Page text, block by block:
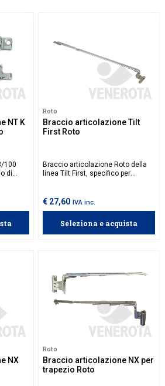
NT K
100
di
Roto
Braccio articolazione Tilt
First Roto
Braccio articolazione Roto della
linea Tilt First, specifico per
€ 27,60 IVA inc.
Seleziona e acquista
NX
Roto
Braccio articolazione NX per
trapezio Roto